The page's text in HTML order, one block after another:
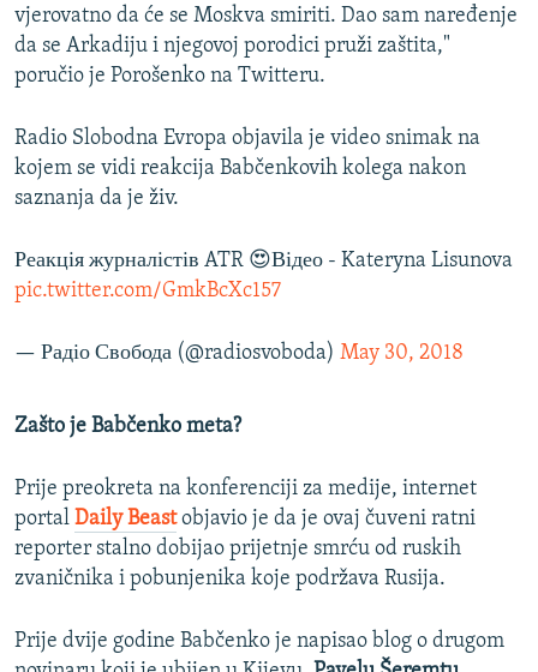
vjerovatno da će se Moskva smiriti. Dao sam naređenje
da se Arkadiju i njegovoj porodici pruži zaštita,"
poručio je Porošenko na Twitteru.
Radio Slobodna Evropa objavila je video snimak na
kojem se vidi reakcija Babčenkovih kolega nakon
saznanja da je živ.
Реакція журналістів ATR 😍Відео - Kateryna Lisunova
pic.twitter.com/GmkBcXc157
— Радіо Свобода (@radiosvoboda) May 30, 2018
Zašto je Babčenko meta?
Prije preokreta na konferenciji za medije, internet
portal Daily Beast objavio je da je ovaj čuveni ratni
reporter stalno dobijao prijetnje smrću od ruskih
zvaničnika i pobunjenika koje podržava Rusija.
Prije dvije godine Babčenko je napisao blog o drugom